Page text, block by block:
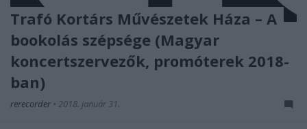
Trafó Kortárs Művészetek Háza – A
bookolás szépsége (Magyar
koncertszervezők, promóterek 2018-
ban)
rerecorder • 2018. január 31.